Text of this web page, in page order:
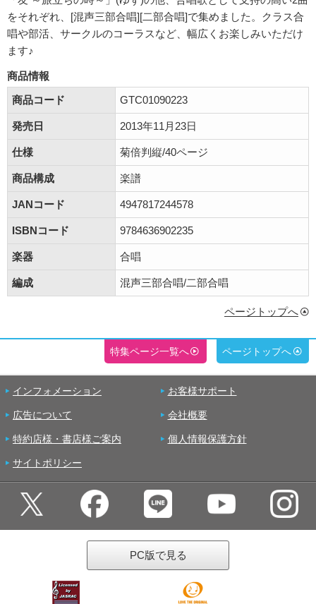
をそれぞれ、[混声三部合唱][二部合唱]で集めました。クラス合
唱や部活、サークルのコーラスなど、幅広くお楽しみいただけ
ます♪
商品情報
商品コード
GTC01090223
発売日 2013年11月23日
仕様 菊倍判縦/40ページ
商品構成 楽譜
JANコード 4947817244578
ISBNコード 9784636902235
楽器 合唱
編成 混声三部合唱/二部合唱
ページトップへ
特集ページ一覧へ ページトップへ
インフォメーション お客様サポート
広告について 会社概要
特約店様・書店様ご案内 個人情報保護方針
サイトポリシー
PC版で見る